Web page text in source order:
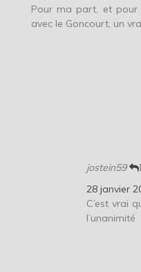
Pour ma part, et pour
avec le Goncourt, un
jostein59
28 janvier
C’est vrai
l’unanimité